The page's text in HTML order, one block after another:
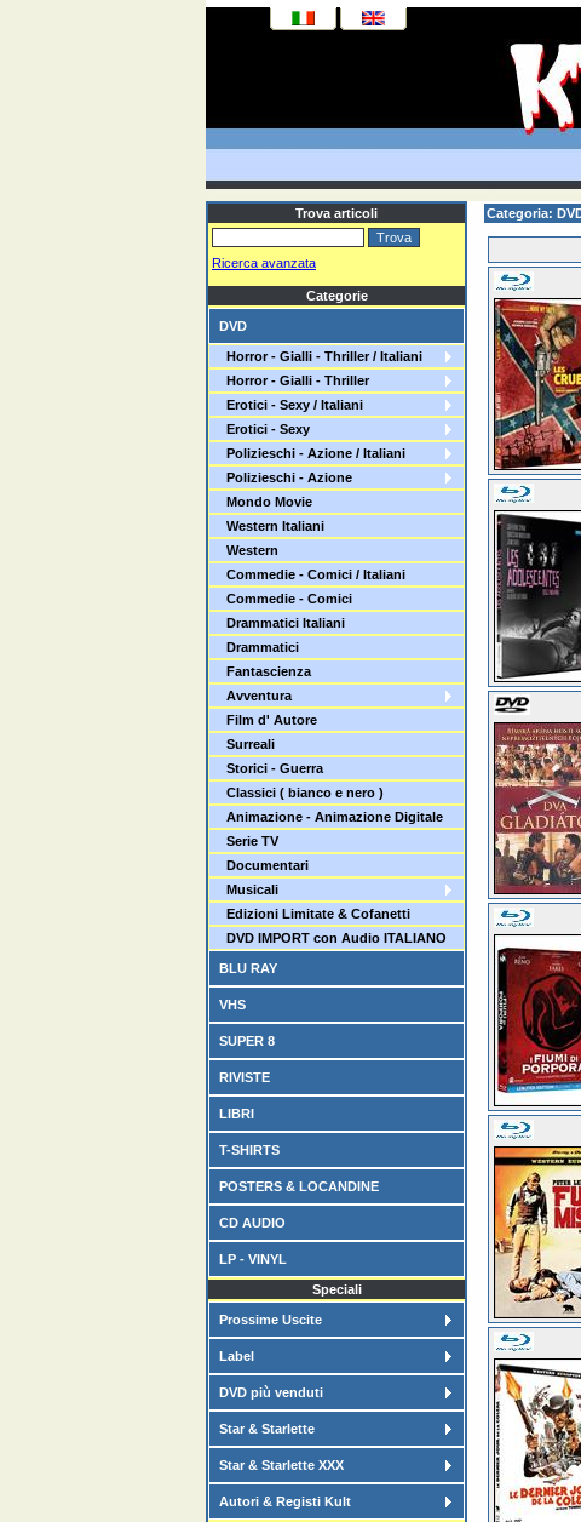
Trova articoli
Ricerca avanzata
Categorie
DVD
Horror - Gialli - Thriller / Italiani
Horror - Gialli - Thriller
Erotici - Sexy / Italiani
Erotici - Sexy
Polizieschi - Azione / Italiani
Polizieschi - Azione
Mondo Movie
Western Italiani
Western
Commedie - Comici / Italiani
Commedie - Comici
Drammatici Italiani
Drammatici
Fantascienza
Avventura
Film d' Autore
Surreali
Storici - Guerra
Classici ( bianco e nero )
Animazione - Animazione Digitale
Serie TV
Documentari
Musicali
Edizioni Limitate & Cofanetti
DVD IMPORT con Audio ITALIANO
BLU RAY
VHS
SUPER 8
RIVISTE
LIBRI
T-SHIRTS
POSTERS & LOCANDINE
CD AUDIO
LP - VINYL
Speciali
Prossime Uscite
Label
DVD più venduti
Star & Starlette
Star & Starlette XXX
Autori & Registi Kult
Categoria: